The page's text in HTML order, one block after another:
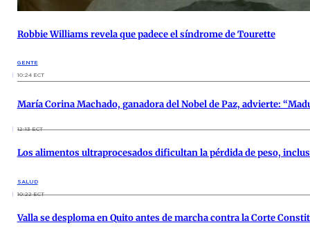
Robbie Williams revela que padece el síndrome de Tourette
GENTE
10:24 ECT
María Corina Machado, ganadora del Nobel de Paz, advierte:
12:13 ECT
Los alimentos ultraprocesados dificultan la pérdida de peso,
SALUD
10:22 ECT
Valla se desploma en Quito antes de marcha contra la Corte